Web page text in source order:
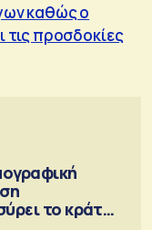
καθώς ο
τις προσδοκίες
το κράτος